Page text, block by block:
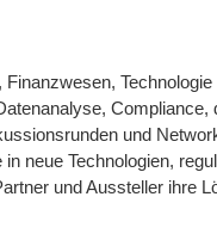
und
neue Technologien,
und Aussteller ihre